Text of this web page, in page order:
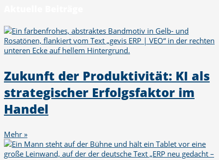
Zukunft der Produktivität: KI als
strategischer Erfolgsfaktor im
Handel
Mehr »